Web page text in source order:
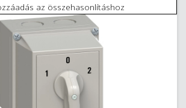
az összehasonlításhoz